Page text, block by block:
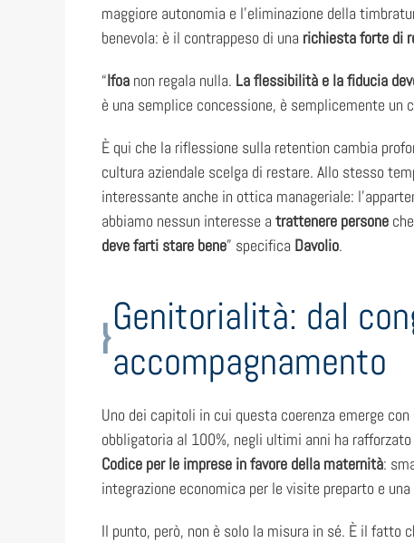
maggiore autonomia e l’eliminazione della
benevola: è il contrappeso di una richiesta forte di
“Ifoa non regala nulla. La flessibilità e la fiducia
è una semplice concessione, è semplicemente un
È qui che la riflessione sulla retention cambia
cultura aziendale scelga di restare. Allo stesso
interessante anche in ottica manageriale:
abbiamo nessun interesse a trattenere persone
deve farti stare bene” specifica Davolio.
Genitorialità: dal
accompagnamento
Uno dei capitoli in cui questa coerenza emerge
obbligatoria al 100%, negli ultimi anni ha
Codice per le imprese in favore della maternità:
integrazione economica per le visite preparto e una
Il punto, però, non è solo la misura in sé. È il fatto